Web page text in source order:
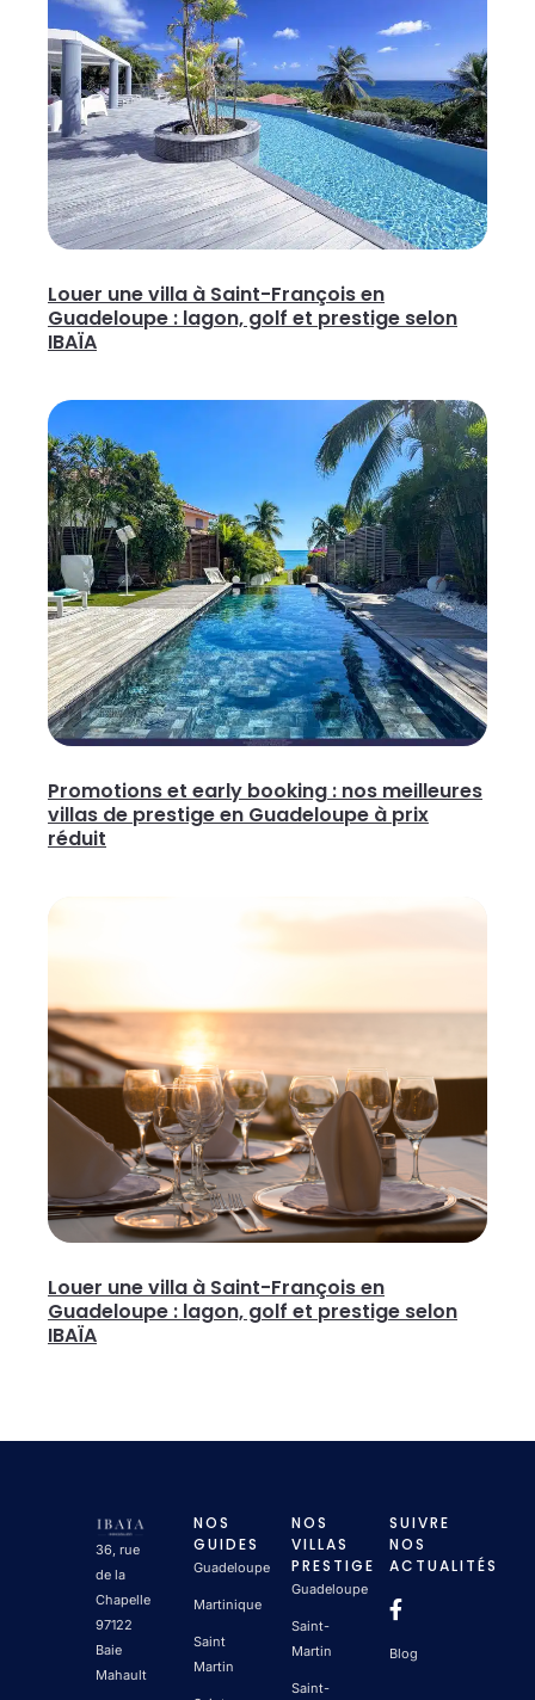
Louer une villa à Saint-François en
Guadeloupe : lagon, golf et prestige selon
IBAÏA
Promotions et early booking : nos meilleures
villas de prestige en Guadeloupe à prix
réduit
Louer une villa à Saint-François en
Guadeloupe : lagon, golf et prestige selon
IBAÏA
36, rue
de la
Chapelle
97122
Baie
Mahault
NOS
GUIDES
Guadeloupe
Martinique
Saint
Martin
NOS
VILLAS
PRESTIGE
Guadeloupe
Saint-
Martin
Saint-
SUIVRE
NOS
ACTUALITÉS
Blog